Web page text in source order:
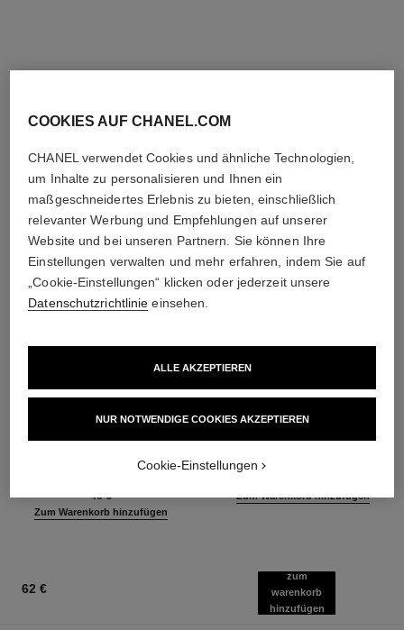
DIE PERFEKTE KOMBINATION
baume essentiel
Vielseitiger Balsam für
46 €
Zum Warenkorb hinzufügen
joues contraste intense
Creme-zu-puder-rouge
5 Nuancen verfügbar
Zum Warenkorb hinzufügen
62 €
zum
warenkorb
hinzufügen
COOKIES AUF CHANEL.COM
CHANEL verwendet Cookies und ähnliche Technologien,
um Inhalte zu personalisieren und Ihnen ein
maßgeschneidertes Erlebnis zu bieten, einschließlich
relevanter Werbung und Empfehlungen auf unserer
Website und bei unseren Partnern. Sie können Ihre
Einstellungen verwalten und mehr erfahren, indem Sie auf
„Cookie-Einstellungen“ klicken oder jederzeit unsere
Datenschutzrichtlinie einsehen.
NUR NOTWENDIGE COOKIES AKZEPTIEREN
ALLE AKZEPTIEREN
Cookie-Einstellungen